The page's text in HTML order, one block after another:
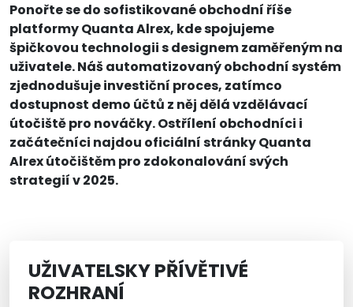
Ponořte se do sofistikované obchodní říše
platformy Quanta Alrex, kde spojujeme
špičkovou technologii s designem zaměřeným na
uživatele. Náš automatizovaný obchodní systém
zjednodušuje investiční proces, zatímco
dostupnost demo účtů z něj dělá vzdělávací
útočiště pro nováčky. Ostřílení obchodníci i
začátečníci najdou oficiální stránky Quanta
Alrex útočištěm pro zdokonalování svých
strategií v 2025.
UŽIVATELSKY PŘÍVĚTIVÉ
ROZHRANÍ